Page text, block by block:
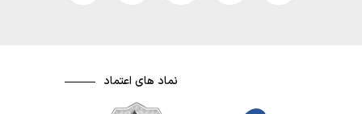
نماد های اعتماد